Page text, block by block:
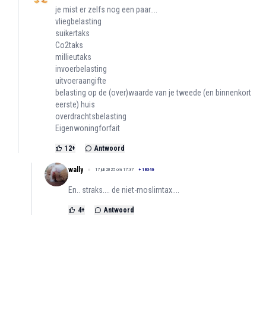
je mist er zelfs nog een paar....
vliegbelasting
suikertaks
Co2taks
millieutaks
invoerbelasting
uitvoeraangifte
belasting op de (over)waarde van je tweede (en binnenkort
eerste) huis
overdrachtsbelasting
Eigenwoningforfait
12+ Antwoord
wally 17 juli 2025 om 17:37 + 18346
En.. straks.... de niet-moslimtax....
4+ Antwoord